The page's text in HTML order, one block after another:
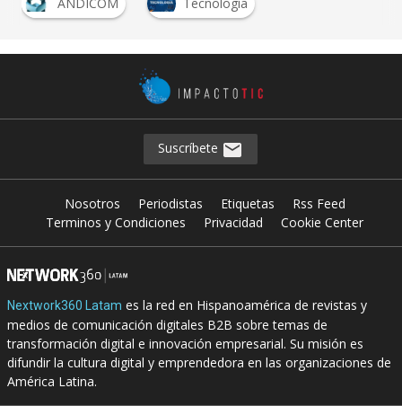
ANDICOM Tecnología
Suscríbete
Nosotros Periodistas Etiquetas
Rss Feed
Terminos y Condiciones
Privacidad Cookie Center
Nextwork360 Latam es la red en Hispanoamérica de revistas y
medios de comunicación digitales B2B sobre temas de
transformación digital e innovación empresarial. Su misión es
difundir la cultura digital y emprendedora en las organizaciones de
América Latina.